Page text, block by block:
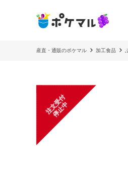
産直・通販のポケマル 加工食品
注
文
受
付
停
止
中